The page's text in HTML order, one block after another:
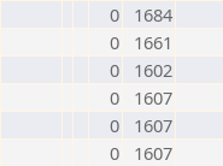
0
1684
0
1661
0
1602
0
1607
0
1607
0
1607